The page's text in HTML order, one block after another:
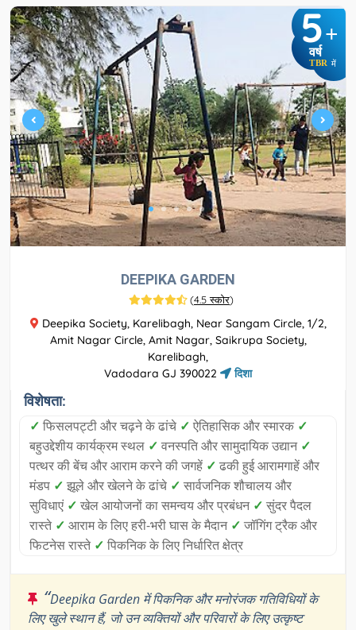
5+
वर्ष
TBR में
DEEPIKA GARDEN
(4.5 स्कोर)
Deepika Society, Karelibagh, Near Sangam Circle, 1/2,
Amit Nagar Circle, Amit Nagar, Saikrupa Society,
Karelibagh,
Vadodara GJ 390022
दिशा
विशेषता:
✓ फिसलपट्टी और चढ़ने के ढांचे ✓ ऐतिहासिक और स्मारक ✓
बहुउद्देशीय कार्यक्रम स्थल ✓ वनस्पति और सामुदायिक उद्यान ✓
पत्थर की बेंच और आराम करने की जगहें ✓ ढकी हुई आरामगाहें और
मंडप ✓ झूले और खेलने के ढांचे ✓ सार्वजनिक शौचालय और
सुविधाएं ✓ खेल आयोजनों का समन्वय और प्रबंधन ✓ सुंदर पैदल
रास्ते ✓ आराम के लिए हरी-भरी घास के मैदान ✓ जॉगिंग ट्रैक और
फिटनेस रास्ते ✓ पिकनिक के लिए निर्धारित क्षेत्र
“Deepika Garden में पिकनिक और मनोरंजक गतिविधियों के
लिए खुले स्थान हैं, जो उन व्यक्तियों और परिवारों के लिए उत्कृष्ट